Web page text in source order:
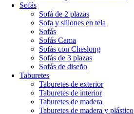
Sofás
Sofá de 2 plazas
Sofa y sillones en tela
Sofás
Sofás Cama
Sofás con Cheslong
Sofás de 3 plazas
Sofás de diseño
Taburetes
Taburetes de exterior
Taburetes de interior
Taburetes de madera
Taburetes de madera y plástico